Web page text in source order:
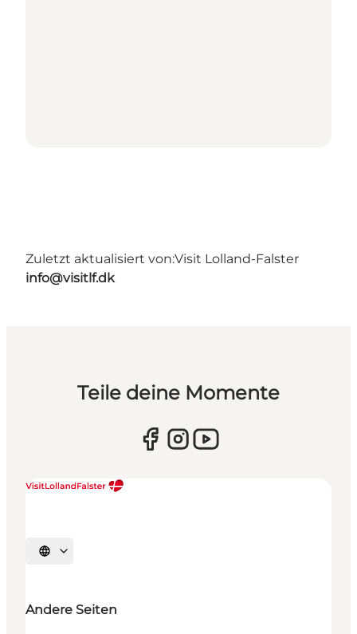
Zuletzt aktualisiert von:Visit Lolland-Falster
info@visitlf.dk
Teile deine Momente
Sprache auswählen
Andere Seiten